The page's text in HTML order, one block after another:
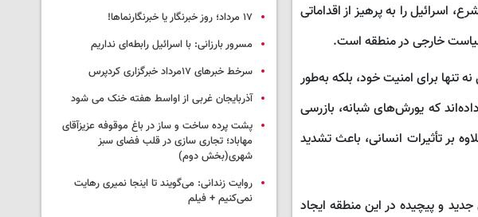
اسرائیل را به پرهیز از اقداماتی
سیاست خارجی در منطقه است.
تنها برای امنیت خود، بلکه به‌طور
که یورش‌های شبانه، بازرسی
بر تأثیرات انسانی، باعث تشدید
و پیچیده در این منطقه ایجاد
١٧ مرداد؛ روز خبرنگار یا خبرنگارنماها!
مسرور بارزانی: با اسرائیل رابطه‌ای نداریم
سرخط خبرهای ۱۷مرداد خبرگزاری کردپرس
آذربایجان غربی از اواسط هفته خنک می شود
پشت پرده ساخت و ساز در باغ موقوفه عزیزآقای
مهاباد؛ تجاری سازی در قلب فضای سبز
شهری(بخش دوم)
روایت زندانی: می‌گویند تا اینجا نمیری رهایت
نمی‌کنیم + فیلم